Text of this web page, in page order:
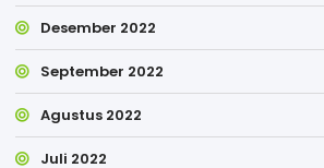
Desember 2022
September 2022
Agustus 2022
Juli 2022